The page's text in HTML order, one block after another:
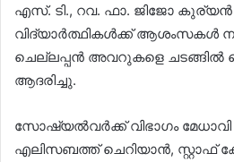
എസ്. ടി., റവ. ഫാ. ജിജോ കുര്യൻ
വിദ്യാർത്ഥികൾക്ക് ആശംസകൾ
ചെല്ലപ്പൻ അവറുകളെ ചടങ്ങിൽ
ആദരിച്ചു.
സോഷ്യൽവർക്ക്‌ വിഭാഗം മേധാവി
എലിസബത്ത് ചെറിയാൻ, സ്റ്റാഫ്